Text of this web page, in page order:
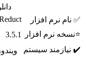
نرم افزار
Mem Reduct
نرم افزار
3.5.1
سیستم
ویندوز 7 به بالا